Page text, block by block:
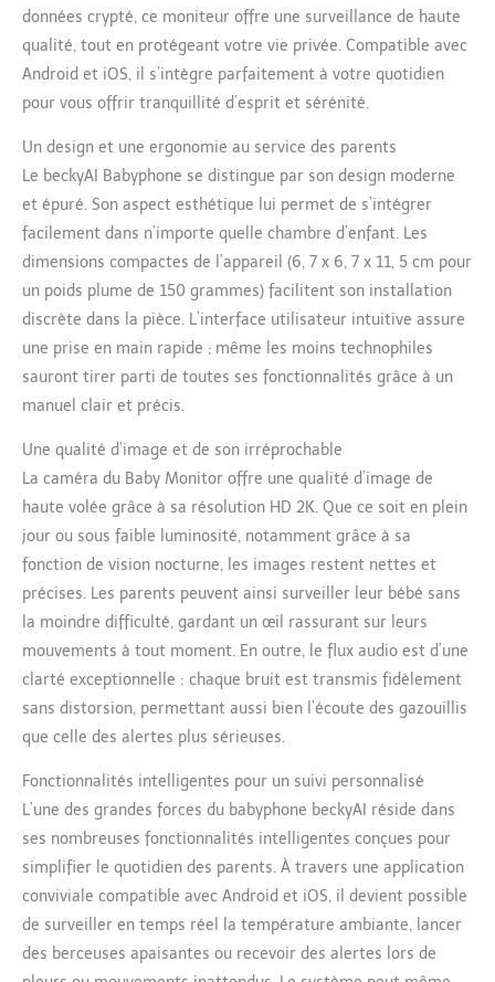
données crypté, ce moniteur offre une surveillance de haute
qualité, tout en protégeant votre vie privée. Compatible avec
Android et iOS, il s’intègre parfaitement à votre quotidien
pour vous offrir tranquillité d’esprit et sérénité.
Un design et une ergonomie au service des parents
Le beckyAI Babyphone se distingue par son design moderne
et épuré. Son aspect esthétique lui permet de s’intégrer
facilement dans n’importe quelle chambre d’enfant. Les
dimensions compactes de l’appareil (6, 7 x 6, 7 x 11, 5 cm pour
un poids plume de 150 grammes) facilitent son installation
discrète dans la pièce. L’interface utilisateur intuitive assure
une prise en main rapide ; même les moins technophiles
sauront tirer parti de toutes ses fonctionnalités grâce à un
manuel clair et précis.
Une qualité d’image et de son irréprochable
La caméra du Baby Monitor offre une qualité d’image de
haute volée grâce à sa résolution HD 2K. Que ce soit en plein
jour ou sous faible luminosité, notamment grâce à sa
fonction de vision nocturne, les images restent nettes et
précises. Les parents peuvent ainsi surveiller leur bébé sans
la moindre difficulté, gardant un œil rassurant sur leurs
mouvements à tout moment. En outre, le flux audio est d’une
clarté exceptionnelle : chaque bruit est transmis fidèlement
sans distorsion, permettant aussi bien l’écoute des gazouillis
que celle des alertes plus sérieuses.
Fonctionnalités intelligentes pour un suivi personnalisé
L’une des grandes forces du babyphone beckyAI réside dans
ses nombreuses fonctionnalités intelligentes conçues pour
simplifier le quotidien des parents. À travers une application
conviviale compatible avec Android et iOS, il devient possible
de surveiller en temps réel la température ambiante, lancer
des berceuses apaisantes ou recevoir des alertes lors de